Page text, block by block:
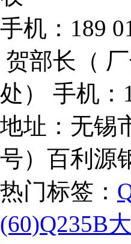
手机：189
贺部长（
处） 手机
地址：无锡
号）百利源
热门标签：
(60)Q235B